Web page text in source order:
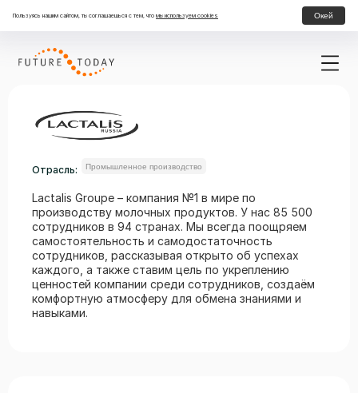
Пользуясь нашим сайтом, ты соглашаешься с тем, что мы используем cookies Окей
Отрасль: Промышленное производство
Lactalis Groupe – компания №1 в мире по
производству молочных продуктов. У нас 85 500
сотрудников в 94 странах. Мы всегда поощряем
самостоятельность и самодостаточность
сотрудников, рассказывая открыто об успехах
каждого, а также ставим цель по укреплению
ценностей компании среди сотрудников, создаём
комфортную атмосферу для обмена знаниями и
навыками.